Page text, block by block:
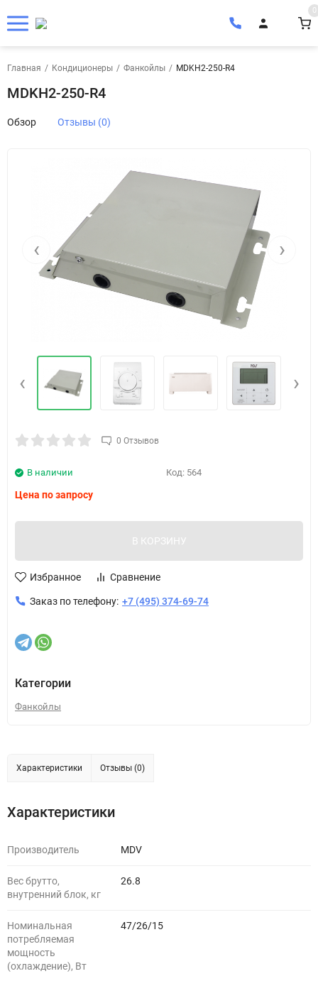
0
Главная / Кондиционеры / Фанкойлы / MDKH2-250-R4
MDKH2-250-R4
Обзор Отзывы (0)
‹ ›
‹ ›
0 Отзывов
Код: 564
В наличии
Цена по запросу
В КОРЗИНУ
Избранное Сравнение
Заказ по телефону: +7 (495) 374-69-74
Категории
Фанкойлы
Характеристики Отзывы (0)
Характеристики
Производитель MDV
Вес брутто,
внутренний блок, кг
26.8
Номинальная
потребляемая
мощность
(охлаждение), Вт
47/26/15